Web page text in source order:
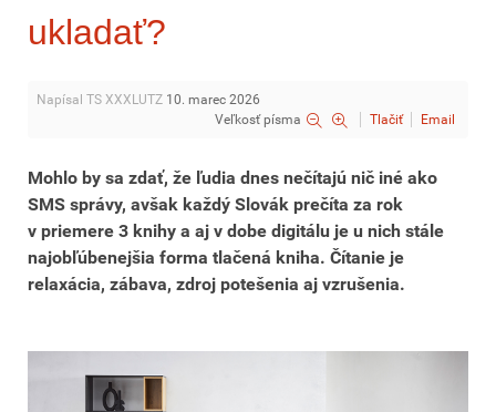
ukladať?
Napísal TS XXXLUTZ 10. marec 2026
Veľkosť písma
Tlačiť Email
Mohlo by sa zdať, že ľudia dnes nečítajú nič iné ako
SMS správy, avšak každý Slovák prečíta za rok
v priemere 3 knihy a aj v dobe digitálu je u nich stále
najobľúbenejšia forma tlačená kniha. Čítanie je
relaxácia, zábava, zdroj potešenia aj vzrušenia.